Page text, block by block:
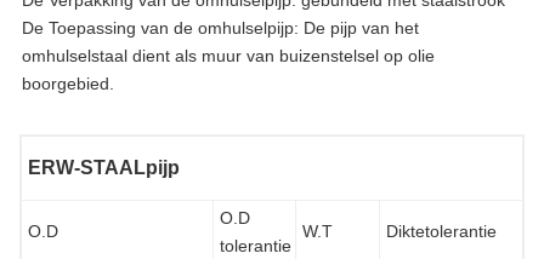
De Toepassing van de omhulselpijp: De pijp van het
omhulselstaal dient als muur van buizenstelsel op olie
boorgebied.
ERW-STAALpijp
O.D
O.D
tolerantie
W.T Diktetolerantie